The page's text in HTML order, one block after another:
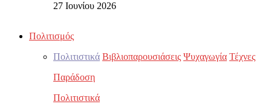
27 Ιουνίου 2026
Πολιτισμός
Πολιτιστικά Βιβλιοπαρουσιάσεις Ψυχαγωγία Τέχνες
Παράδοση
Πολιτιστικά